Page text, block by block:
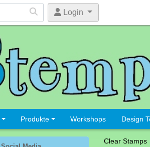
Login
Produkte Workshops Design
Clear Stamps